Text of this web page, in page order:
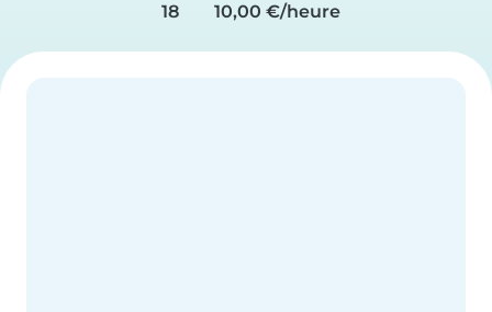
18
10,00 €/heure